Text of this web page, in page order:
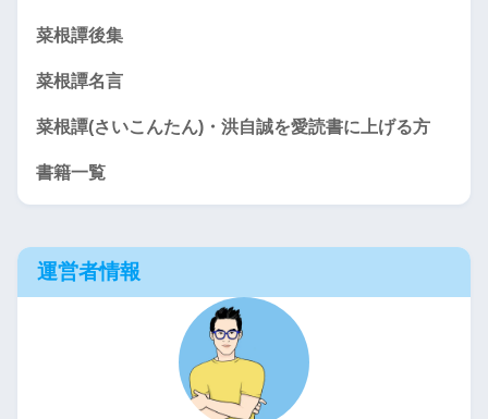
菜根譚後集
菜根譚名言
菜根譚(さいこんたん)・洪自誠を愛読書に上げる方
書籍一覧
運営者情報